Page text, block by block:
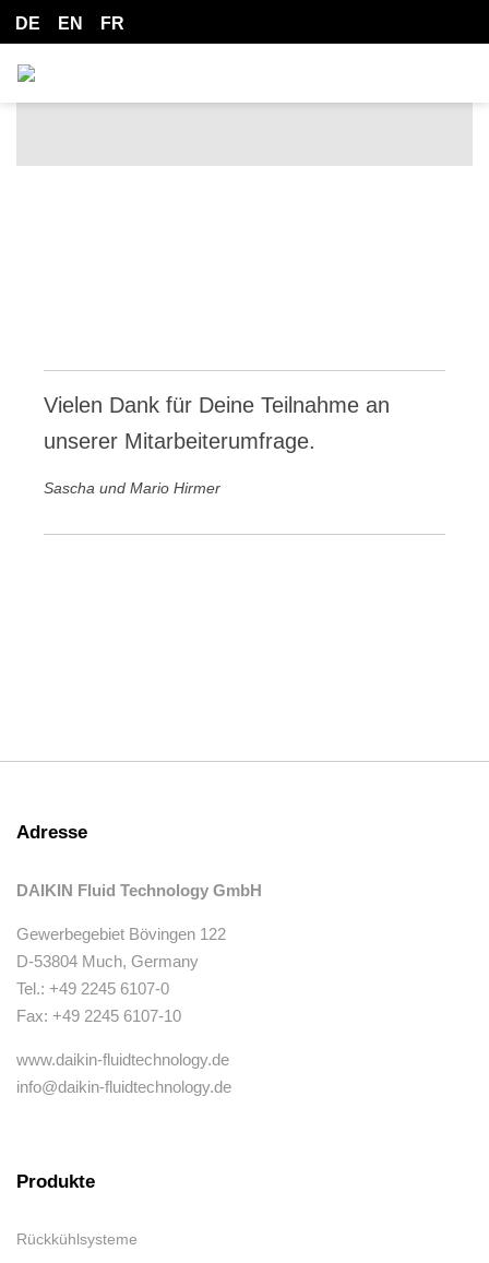
DE EN FR
Vielen Dank für Deine Teilnahme an
unserer Mitarbeiterumfrage.
Sascha und Mario Hirmer
Adresse
DAIKIN Fluid Technology GmbH
Gewerbegebiet Bövingen 122
D-53804 Much, Germany
Tel.: +49 2245 6107-0
Fax: +49 2245 6107-10
www.daikin-fluidtechnology.de
info@daikin-fluidtechnology.de
Produkte
Rückkühlsysteme